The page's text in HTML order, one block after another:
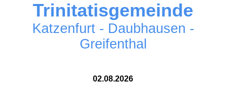
Trinitatisgemeinde
Katzenfurt - Daubhausen -
Greifenthal
02.08.2026